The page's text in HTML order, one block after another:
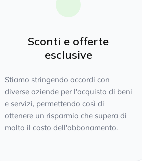
Sconti e offerte
esclusive
Stiamo stringendo accordi con
diverse aziende per l'acquisto di beni
e servizi, permettendo così di
ottenere un risparmio che supera di
molto il costo dell'abbonamento.